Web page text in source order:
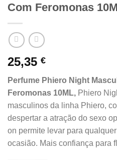
Com Feromonas
25,35 €
Perfume Phiero Night
Feromonas 10ML, Phiero
masculinos da linha Phiero,
despertar a atração do sexo
on permite levar para
ocasião. Mais confiança para